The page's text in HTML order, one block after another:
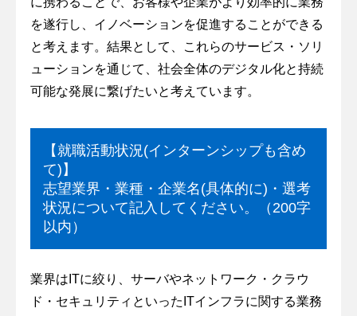
を遂行し、イノベーションを促進することができる
と考えます。結果として、これらのサービス・ソリ
ューションを通じて、社会全体のデジタル化と持続
可能な発展に繋げたいと考えています。
【就職活動状況(インターンシップも含め
て)】
志望業界・業種・企業名(具体的に)・選考
状況について記入してください。（200字
以内）
業界はITに絞り、サーバやネットワーク・クラウ
ド・セキュリティといったITインフラに関する業務